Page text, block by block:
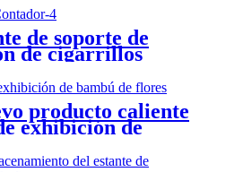
de soporte de
de cigarrillos
promoción de
OEM y ODM
producto caliente
exhibición de
de
de plantas